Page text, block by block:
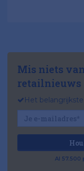
Mis niets
retailnieuws
Het
Al 57.500